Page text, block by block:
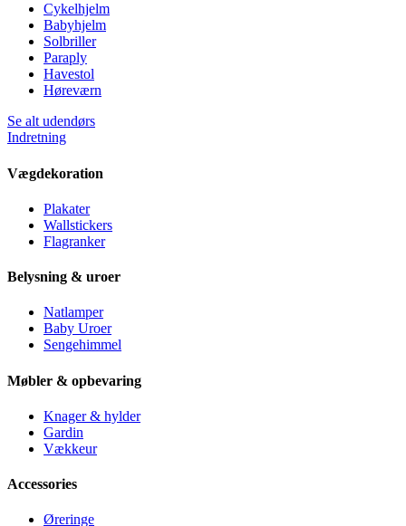
Cykelhjelm
Babyhjelm
Solbriller
Paraply
Havestol
Høreværn
Se alt udendørs
Indretning
Vægdekoration
Plakater
Wallstickers
Flagranker
Belysning & uroer
Natlamper
Baby Uroer
Sengehimmel
Møbler & opbevaring
Knager & hylder
Gardin
Vækkeur
Accessories
Øreringe